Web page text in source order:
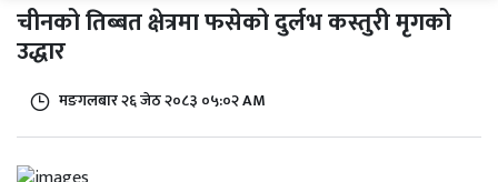
चीनको तिब्बत क्षेत्रमा फसेको दुर्लभ कस्तुरी मृगको
उद्धार
मङगलबार २६ जेठ २०८३ ०५:०२ AM